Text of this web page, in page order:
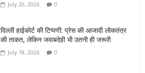
July 20, 2026 0
दिल्ली हाईकोर्ट की टिप्पणी: प्रेस की आजादी लोकतंत्र
की ताकत, लेकिन जवाबदेही भी उतनी ही जरूरी
July 18, 2026 0